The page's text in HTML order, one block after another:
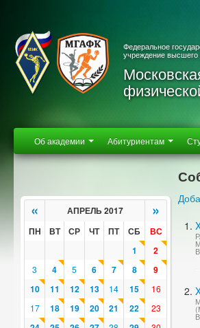
Федеральное
учреждение высшего
Об академии Абитуриентам
« АПРЕЛЬ 2017 »
ПН ВТ СР ЧТ ПТ СБ
ВС
1
2
3 4 5 6 7 8
9
10
11 12 13 14 15
16
17
18 19 20 21 22 23